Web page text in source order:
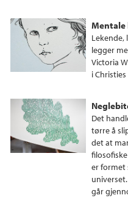
Mentale
legger
Victoria
i
Det
tørre å
det at
er formet
går